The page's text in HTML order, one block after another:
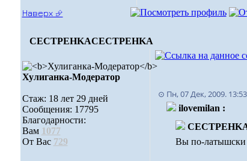
Наверх ⮵
CECTPEHKACECTPEHKA
Хулиганка-Модератор
Стаж: 18 лет 29 дней
Сообщения: 17795
Благодарности:
Вам 1077
От Вас 729
⊙ Пн, 07 Дек, 2009. 13:53
ilovemilan :
Вы по-латышски